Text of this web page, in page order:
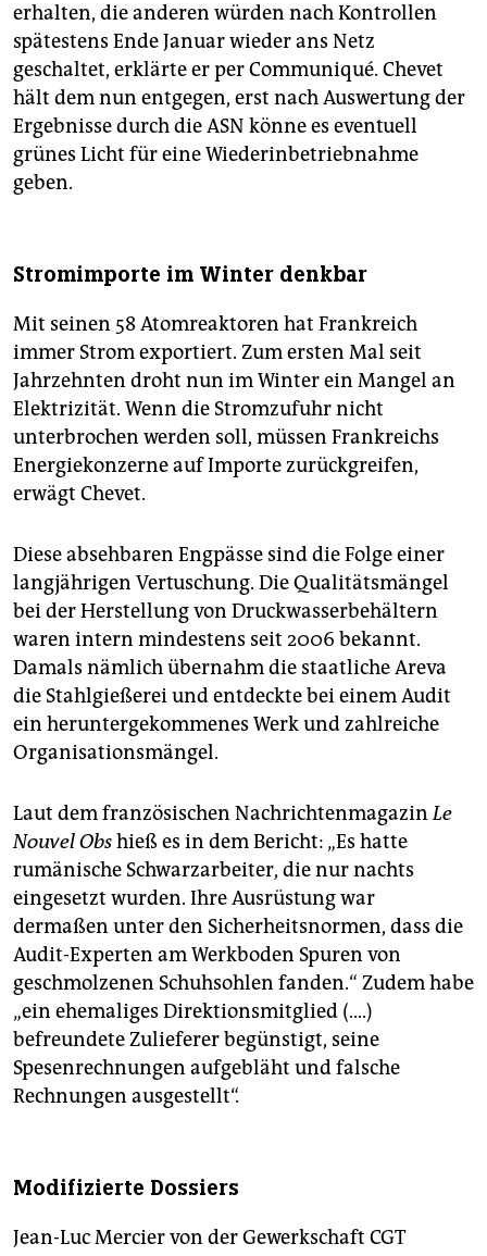
erhalten, die anderen würden nach Kontrollen
spätestens Ende Januar wieder ans Netz
geschaltet, erklärte er per Communiqué. Chevet
hält dem nun entgegen, erst nach Auswertung der
Ergebnisse durch die ASN könne es eventuell
grünes Licht für eine Wiederinbetriebnahme
geben.
Stromimporte im Winter denkbar
Mit seinen 58 Atomreaktoren hat Frankreich
immer Strom exportiert. Zum ersten Mal seit
Jahrzehnten droht nun im Winter ein Mangel an
Elektrizität. Wenn die Stromzufuhr nicht
unterbrochen werden soll, müssen Frankreichs
Energiekonzerne auf Importe zurückgreifen,
erwägt Chevet.
Diese absehbaren Engpässe sind die Folge einer
langjährigen Vertuschung. Die Qualitätsmängel
bei der Herstellung von Druckwasserbehältern
waren intern mindestens seit 2006 bekannt.
Damals nämlich übernahm die staatliche Areva
die Stahlgießerei und entdeckte bei einem Audit
ein heruntergekommenes Werk und zahlreiche
Organisationsmängel.
Laut dem französischen NachrichtenmagazinLe
Nouvel Obshieß es in dem Bericht: „Es hatte
rumänische Schwarzarbeiter, die nur nachts
eingesetzt wurden. Ihre Ausrüstung war
dermaßen unter den Sicherheitsnormen, dass die
Audit-Experten am Werkboden Spuren von
geschmolzenen Schuhsohlen fanden.“ Zudem habe
„ein ehemaliges Direktionsmitglied (....)
befreundete Zulieferer begünstigt, seine
Spesenrechnungen aufgebläht und falsche
Rechnungen ausgestellt“.
Modifizierte Dossiers
Jean-Luc Mercier von der Gewerkschaft CGT